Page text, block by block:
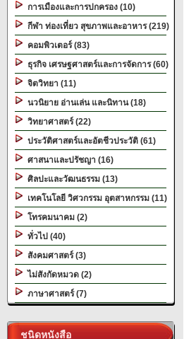
การเมืองและการปกครอง (10)
กีฬา ท่องเที่ยว สุขภาพและอาหาร (219)
คอมพิวเตอร์ (83)
ธุรกิจ เศรษฐศาสตร์และการจัดการ (60)
จิตวิทยา (11)
นวนิยาย อ่านเล่น และนิทาน (18)
วิทยาศาสตร์ (22)
ประวัติศาสตร์และอัตชีวประวัติ (61)
ศาสนาและปรัชญา (16)
ศิลปะและวัฒนธรรม (13)
เทคโนโลยี วิศวกรรม อุตสาหกรรม (11)
โทรคมนาคม (2)
ทั่วไป (40)
สังคมศาสตร์ (3)
ไม่สังกัดหมวด (2)
ภาษาศาสตร์ (7)
ชนิดหนังสือ